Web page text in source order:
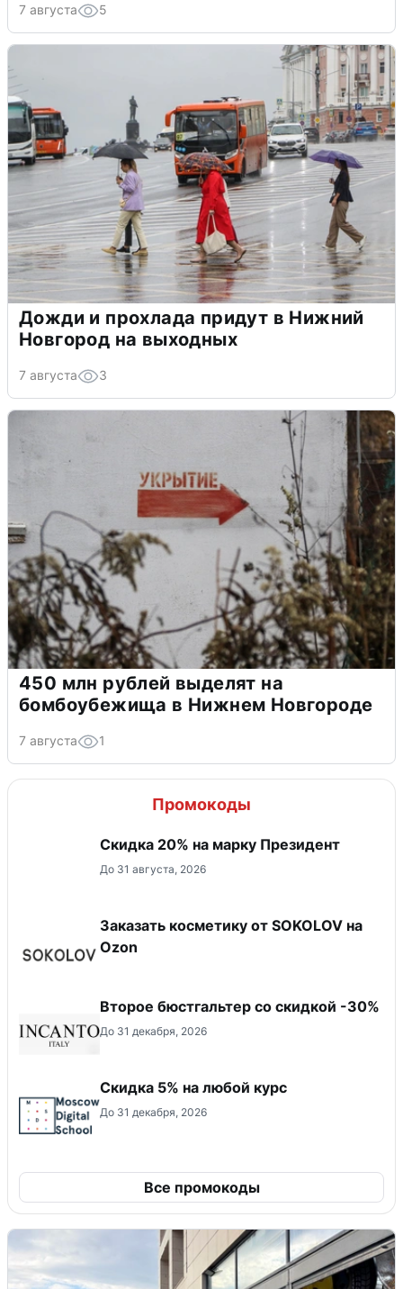
7 августа 5
Дожди и прохлада придут в Нижний
Новгород на выходных
7 августа 3
450 млн рублей выделят на
бомбоубежища в Нижнем Новгороде
7 августа 1
Промокоды
Скидка 20% на марку Президент
До 31 августа, 2026
Заказать косметику от SOKOLOV на
Ozon
Второе бюстгальтер со скидкой -30%
До 31 декабря, 2026
Скидка 5% на любой курс
До 31 декабря, 2026
Все промокоды